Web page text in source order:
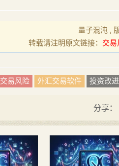
量子混沌 ,
转载请注明原文链接： 交易
交易风险 外汇交易软件 投资改进
分享：